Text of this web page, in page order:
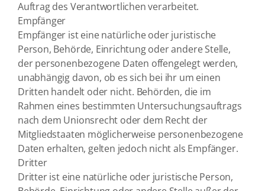
Auftrag des Verantwortlichen verarbeitet.
Empfänger
Empfänger ist eine natürliche oder juristische
Person, Behörde, Einrichtung oder andere Stelle,
der personenbezogene Daten offengelegt werden,
unabhängig davon, ob es sich bei ihr um einen
Dritten handelt oder nicht. Behörden, die im
Rahmen eines bestimmten Untersuchungsauftrags
nach dem Unionsrecht oder dem Recht der
Mitgliedstaaten möglicherweise personenbezogene
Daten erhalten, gelten jedoch nicht als Empfänger.
Dritter
Dritter ist eine natürliche oder juristische Person,